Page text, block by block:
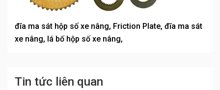
đĩa ma sát hộp số xe nâng, Friction Plate, đĩa ma sát
xe nâng, lá bố hộp số xe nâng,
Tin tức liên quan